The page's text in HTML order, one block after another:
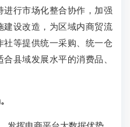
行市场化整合协作，加强
设改造，为区域内商贸流
等提供统一采购、统一仓
县域发展水平的消费品、